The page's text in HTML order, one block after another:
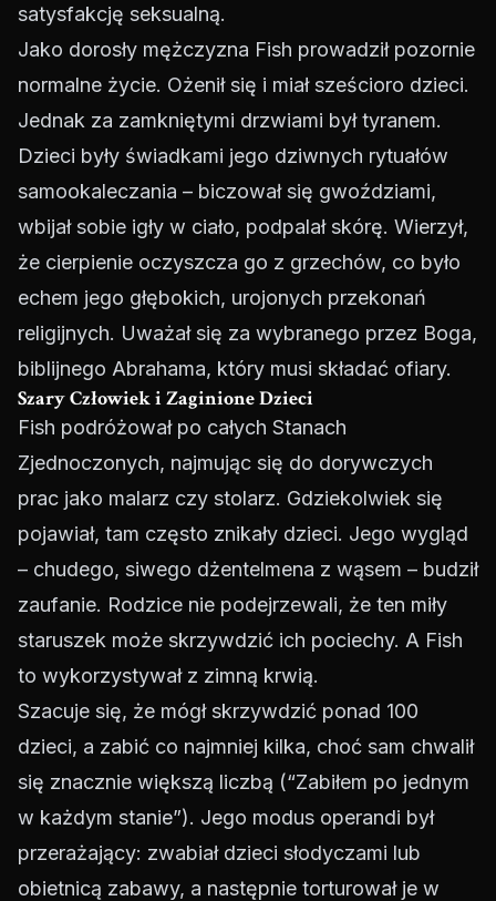
satysfakcję seksualną.
Jako dorosły mężczyzna Fish prowadził pozornie
normalne życie. Ożenił się i miał sześcioro dzieci.
Jednak za zamkniętymi drzwiami był tyranem.
Dzieci były świadkami jego dziwnych rytuałów
samookaleczania – biczował się gwoździami,
wbijał sobie igły w ciało, podpalał skórę. Wierzył,
że cierpienie oczyszcza go z grzechów, co było
echem jego głębokich, urojonych przekonań
religijnych. Uważał się za wybranego przez Boga,
biblijnego Abrahama, który musi składać ofiary.
Szary Człowiek i Zaginione Dzieci
Fish podróżował po całych Stanach
Zjednoczonych, najmując się do dorywczych
prac jako malarz czy stolarz. Gdziekolwiek się
pojawiał, tam często znikały dzieci. Jego wygląd
– chudego, siwego dżentelmena z wąsem – budził
zaufanie. Rodzice nie podejrzewali, że ten miły
staruszek może skrzywdzić ich pociechy. A Fish
to wykorzystywał z zimną krwią.
Szacuje się, że mógł skrzywdzić ponad 100
dzieci, a zabić co najmniej kilka, choć sam chwalił
się znacznie większą liczbą (“Zabiłem po jednym
w każdym stanie”). Jego modus operandi był
przerażający: zwabiał dzieci słodyczami lub
obietnicą zabawy, a następnie torturował je w